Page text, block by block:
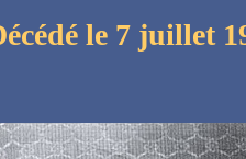
le 7 juillet